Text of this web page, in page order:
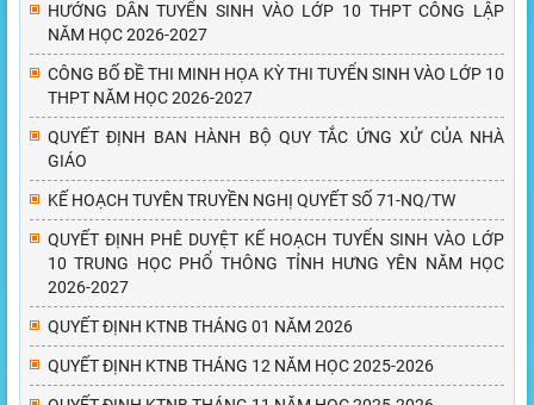
HƯỚNG DẪN TUYỂN SINH VÀO LỚP 10 THPT CÔNG LẬP
NĂM HỌC 2026-2027
CÔNG BỐ ĐỀ THI MINH HỌA KỲ THI TUYỂN SINH VÀO LỚP 10
THPT NĂM HỌC 2026-2027
QUYẾT ĐỊNH BAN HÀNH BỘ QUY TẮC ỨNG XỬ CỦA NHÀ
GIÁO
KẾ HOẠCH TUYÊN TRUYỀN NGHỊ QUYẾT SỐ 71-NQ/TW
QUYẾT ĐỊNH PHÊ DUYỆT KẾ HOẠCH TUYỂN SINH VÀO LỚP
10 TRUNG HỌC PHỔ THÔNG TỈNH HƯNG YÊN NĂM HỌC
2026-2027
QUYẾT ĐỊNH KTNB THÁNG 01 NĂM 2026
QUYẾT ĐỊNH KTNB THÁNG 12 NĂM HỌC 2025-2026